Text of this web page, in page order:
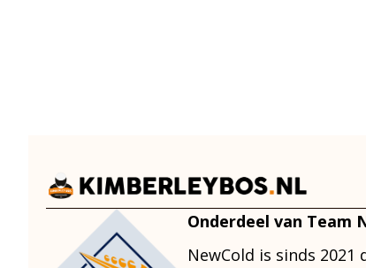
Onderdeel van Team
NewCold is sinds 2021